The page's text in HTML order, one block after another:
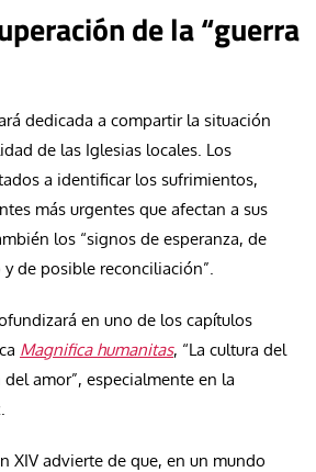
de la “guerra
dedicada a compartir la situación
de las Iglesias locales. Los
a identificar los sufrimientos,
más urgentes que afectan a sus
los “signos de esperanza, de
de posible reconciliación”.
en uno de los capítulos
Magnifica humanitas, “La cultura del
amor”, especialmente en la
XIV advierte de que, en un mundo